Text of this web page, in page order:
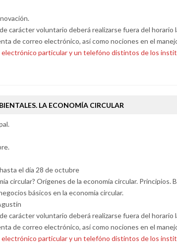
carácter voluntario deberá realizarse fuera del horario
de correo electrónico, así como nociones en el
particular y un telefóno distintos de los
LA ECONOMÍA CIRCULAR
el día 28 de octubre
circular? Orígenes de la economía circular. Principios.
básicos en la economía circular.
carácter voluntario deberá realizarse fuera del horario
de correo electrónico, así como nociones en el
particular y un telefóno distintos de los